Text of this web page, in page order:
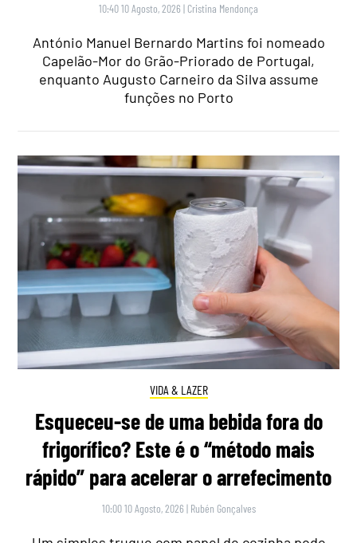
10:40 10 Agosto, 2026 | Cristina Mendonça
António Manuel Bernardo Martins foi nomeado
Capelão-Mor do Grão-Priorado de Portugal,
enquanto Augusto Carneiro da Silva assume
funções no Porto
VIDA & LAZER
Esqueceu-se de uma bebida fora do
frigorífico? Este é o “método mais
rápido” para acelerar o arrefecimento
10:00 10 Agosto, 2026 | Rubén Gonçalves